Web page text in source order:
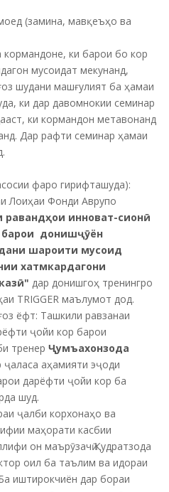
(замина, мавқеъҳо ва
ки барои бо кор
мусоидат мекунанд,
шудани машғулият ба ҳамаи
ки дар давомнокии семинар
ки кормандон метавонанд
Дар рафти семинар ҳамаи
фаро гирифташуда):
Лоиҳаи Фонди Аврупо
равандҳои инноват-сионӣ
барои донишҷӯён
шароити мусоид
хатмкардагони
дар донишгоҳ тренингро
TRIGGER маълумот дод.
ёфт: Ташкили равзанаи
ҷойи кор барои
тренер Ҷумъахонзода
ҷаласа аҳамияти эҷоди
дарёфти ҷойи кор ба
шуд.
ҷалби корхонаҳо ва
маҳорати касбии
он маърӯзачӣ Қудратзода
оил ба таълим ва идораи
иштирокчиён дар бораи